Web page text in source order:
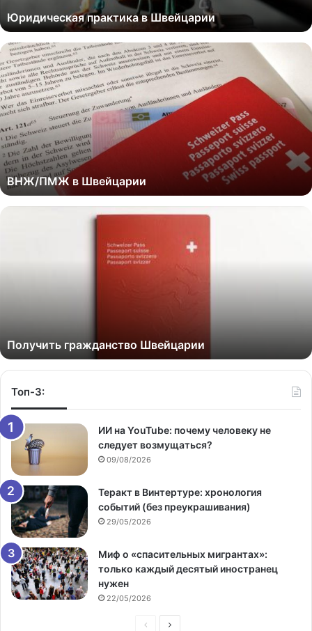
Юридическая практика в Швейцарии
ВНЖ/ПМЖ в Швейцарии
Получить гражданство Швейцарии
Топ-3:
ИИ на YouTube: почему человеку не
следует возмущаться?
09/08/2026
Теракт в Винтертуре: хронология
событий (без преукрашивания)
29/05/2026
Миф о «спасительных мигрантах»:
только каждый десятый иностранец
нужен
22/05/2026
Предыдущая
Следующая